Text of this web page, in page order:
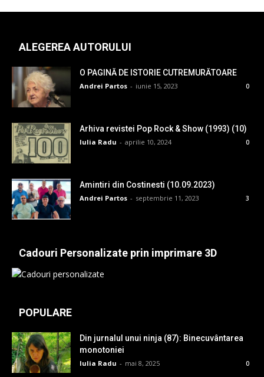
ALEGEREA AUTORULUI
O PAGINĂ DE ISTORIE CUTREMURĂTOARE
Andrei Partos - iunie 15, 2023 0
Arhiva revistei Pop Rock & Show (1993) (10)
Iulia Radu - aprilie 10, 2024 0
Amintiri din Costinesti (10.09.2023)
Andrei Partos - septembrie 11, 2023 3
Cadouri Personalizate prin imprimare 3D
POPULARE
Din jurnalul unui ninja (87): Binecuvântarea
monotoniei
Iulia Radu - mai 8, 2025 0